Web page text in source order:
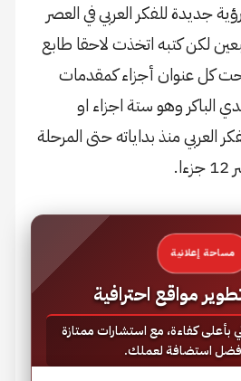
جديدة للفكر العربي في العصر
لكن كتبه اتخذت لاحقا طابع
كل عنوان أجزاء كمقدمات
الباكر وهو ستة اجزاء او
العربي منذ بداياته حتى المرحلة
مساحة إعلانية
مواقع احترافية
بأعلى كفاءة، مع استشارات ممتازة
أفضل استضافة لعملك.